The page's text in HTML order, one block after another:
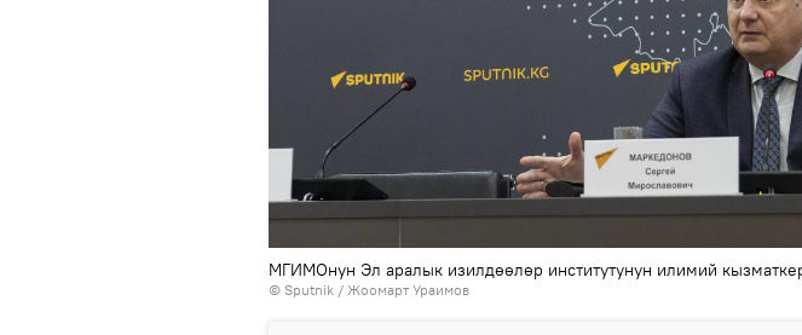
МГИМОнун Эл аралык изилдөөлөр институтунун илимий
© Sputnik / Жоомарт Ураимов